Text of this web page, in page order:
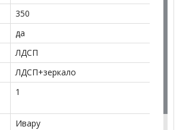
350
да
ЛДСП
ЛДСП+зеркало
1
Ивару